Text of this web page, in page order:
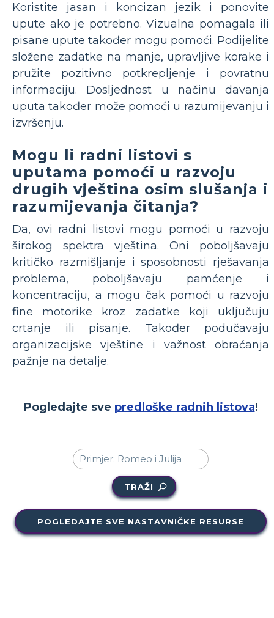
Koristite jasan i koncizan jezik i ponovite
upute ako je potrebno. Vizualna pomagala ili
pisane upute također mogu pomoći. Podijelite
složene zadatke na manje, upravljive korake i
pružite pozitivno potkrepljenje i povratnu
informaciju. Dosljednost u načinu davanja
uputa također može pomoći u razumijevanju i
izvršenju.
Mogu li radni listovi s
uputama pomoći u razvoju
drugih vještina osim slušanja i
razumijevanja čitanja?
Da, ovi radni listovi mogu pomoći u razvoju
širokog spektra vještina. Oni poboljšavaju
kritičko razmišljanje i sposobnosti rješavanja
problema, poboljšavaju pamćenje i
koncentraciju, a mogu čak pomoći u razvoju
fine motorike kroz zadatke koji uključuju
crtanje ili pisanje. Također podučavaju
organizacijske vještine i važnost obraćanja
pažnje na detalje.
Pogledajte sve predloške radnih listova!
TRAŽI
POGLEDAJTE SVE NASTAVNIČKE RESURSE